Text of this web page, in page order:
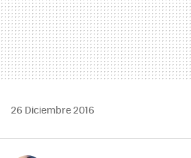
26 Diciembre 2016